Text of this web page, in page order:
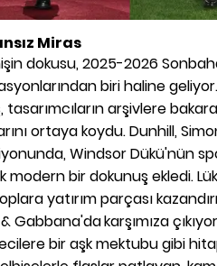
Miras
dokusu, 2025-2026
biri haline
tasarımcıların arşivlere
ortaya koydu. Dunhill,
Windsor Dükü'nün
modern bir dokunuş ekledi.
yatırım parçası
Gabbana'dakarşımıza
bir aşk mektubu gibi